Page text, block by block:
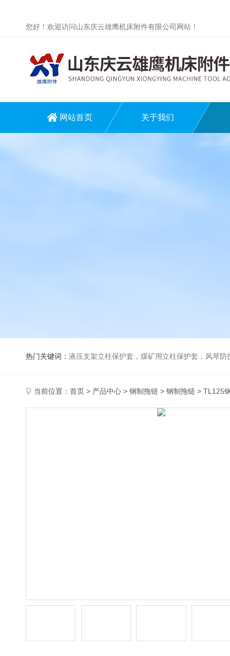
您好！欢迎访问山东庆云雄鹰机床附件有限公司网站！
网站首页 关于我们
热门关键词： 液压支架立柱保护套，煤矿用立柱保护套，风琴
当前位置： 首页 > 产品中心 > 钢制拖链 > 钢制拖链 > TL125